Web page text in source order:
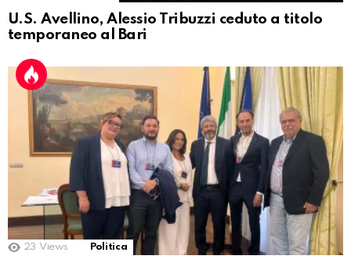
U.S. Avellino, Alessio Tribuzzi ceduto a titolo
temporaneo al Bari
23 Views Politica